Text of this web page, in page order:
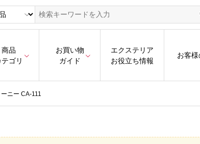
商品
ゴリ
お買い物
ガイド
エクステリア
お役立ち情報
お客
ニー CA-111